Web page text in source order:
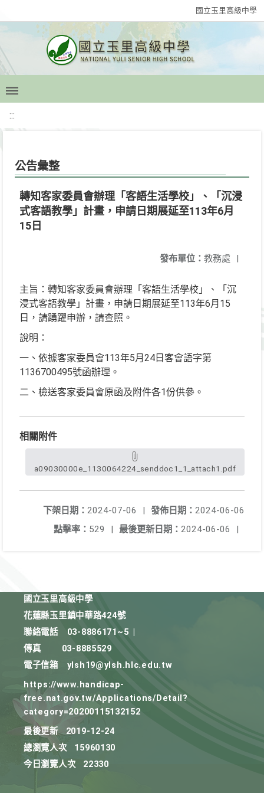
國立玉里高級中學
:::
公告彙整
轉知客家委員會辦理「客語生活學校」、「沉浸
式客語教學」計畫，申請日期展延至113年6月
15日
發布單位： 教務處 |
主旨：轉知客家委員會辦理「客語生活學校」、「沉
浸式客語教學」計畫，申請日期展延至113年6月15
日，請踴躍申辦，請查照。
說明：
一、依據客家委員會113年5月24日客會語字第
1136700495號函辦理。
二、檢送客家委員會原函及附件各1份供參。
相關附件
a09030000e_1130064224_senddoc1_1_attach1.pdf
發佈日期： 2024-06-06
下架日期： 2024-07-06
|
最後更新日期： 2024-06-06 |
點擊率： 529 |
國立玉里高級中學
花蓮縣玉里鎮中華路424號
聯絡電話
03-8886171~5
傳真
03-8885529
電子信箱
ylsh19@ylsh.hlc.edu.tw
https://www.handicap-
free.nat.gov.tw/Applications/Detail?
category=20200115132152
最後更新
2019-12-24
總瀏覽人次
15960130
今日瀏覽人次
22330